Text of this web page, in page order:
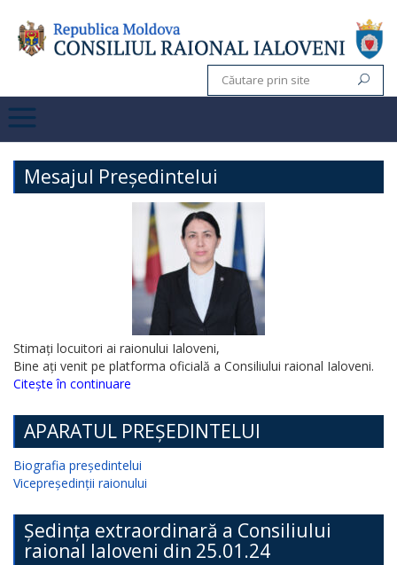
Mesajul Președintelui
Stimați locuitori ai raionului Ialoveni,
Bine ați venit pe platforma oficială a Consiliului raional Ialoveni.
Citește în continuare
APARATUL PREȘEDINTELUI
Biografia președintelui
Vicepreședinții raionului
Ședința extraordinară a Consiliului
raional Ialoveni din 25.01.24